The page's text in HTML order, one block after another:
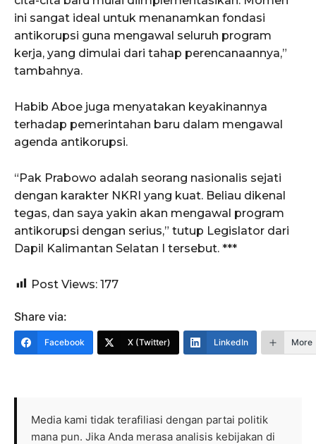
ini sangat ideal untuk menanamkan fondasi
antikorupsi guna mengawal seluruh program
kerja, yang dimulai dari tahap perencanaannya,”
tambahnya.
Habib Aboe juga menyatakan keyakinannya
terhadap pemerintahan baru dalam mengawal
agenda antikorupsi.
“Pak Prabowo adalah seorang nasionalis sejati
dengan karakter NKRI yang kuat. Beliau dikenal
tegas, dan saya yakin akan mengawal program
antikorupsi dengan serius,” tutup Legislator dari
Dapil Kalimantan Selatan I tersebut. ***
Post Views: 177
Share via:
Facebook X (Twitter) LinkedIn More
Media kami tidak terafiliasi dengan partai politik
mana pun. Jika Anda merasa analisis kebijakan di